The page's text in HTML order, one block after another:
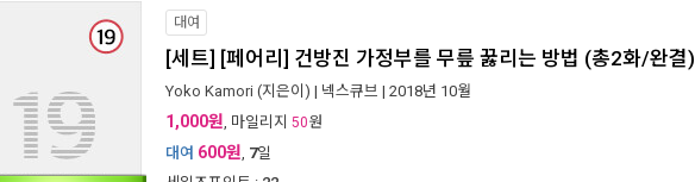
대여
[세트] [페어리] 건방진 가정부를 무릎 꿇리는 방법 (총2화/완결)
Yoko Kamori (지은이) | 넥스큐브 | 2018년 10월
1,000원, 마일리지 50원
대여 600원, 7일